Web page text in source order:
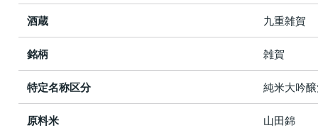
酒蔵 九重雑賀
銘柄 雑賀
特定名称区分 純米大吟
原料米 山田錦